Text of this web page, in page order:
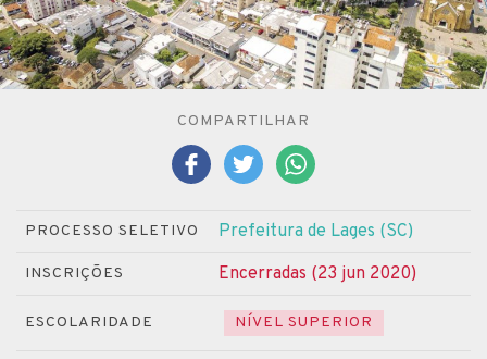
COMPARTILHAR
PROCESSO SELETIVO Prefeitura de Lages (SC)
INSCRIÇÕES Encerradas (23 jun 2020)
ESCOLARIDADE NÍVEL SUPERIOR